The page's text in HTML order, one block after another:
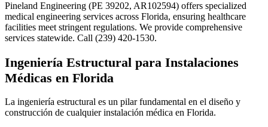
Pineland Engineering (PE 39202, AR102594) offers specialized
medical engineering services across Florida, ensuring healthcare
facilities meet stringent regulations. We provide comprehensive
services statewide. Call (239) 420-1530.
Ingeniería Estructural para Instalaciones
Médicas en Florida
La ingeniería estructural es un pilar fundamental en el diseño y
construcción de cualquier instalación médica en Florida.